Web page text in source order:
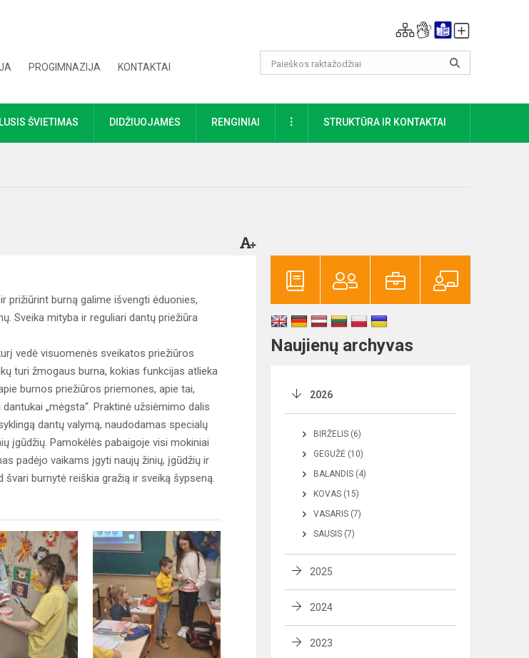
PROGIMNAZIJA KONTAKTAI
ŠVIETIMAS DIDŽIUOJAMĖS RENGINIAI DAUGIAUSTRUKTŪRA IR KONTAKTAI
prižiūrint burną galime išvengti ėduonies,
Sveika mityba ir reguliari dantų priežiūra
vedė visuomenės sveikatos priežiūros
turi žmogaus burna, kokias funkcijas atlieka
burnos priežiūros priemones, apie tai,
„mėgsta“. Praktinė užsiėmimo dalis
dantų valymą, naudodamas specialų
įgūdžių. Pamokėlės pabaigoje visi mokiniai
padėjo vaikams įgyti naujų žinių, įgūdžių ir
burnytė reiškia gražią ir sveiką šypseną.
Naujienų archyvas
2026
BIRŽELIS (6)
GEGUŽĖ (10)
BALANDIS (4)
KOVAS (15)
VASARIS (7)
SAUSIS (7)
2025
2024
2023